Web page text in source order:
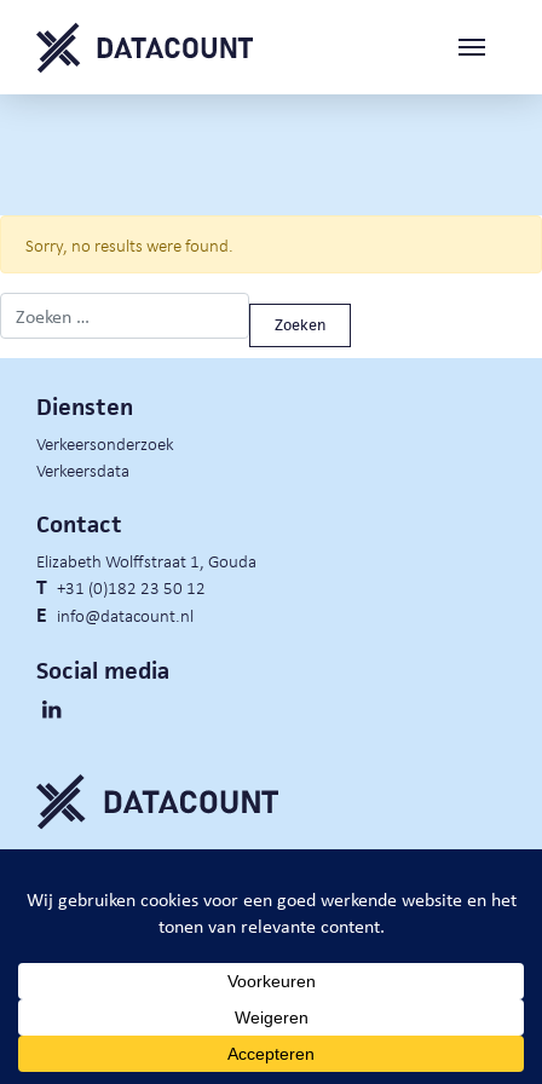
Sorry, no results were found.
Zoeken naar:
Diensten
Verkeersonderzoek
Verkeersdata
Contact
Elizabeth Wolffstraat 1, Gouda
T +31 (0)182 23 50 12
E info@datacount.nl
Social media
DataCount B.V.
privacy policy
algemene voorwaarden